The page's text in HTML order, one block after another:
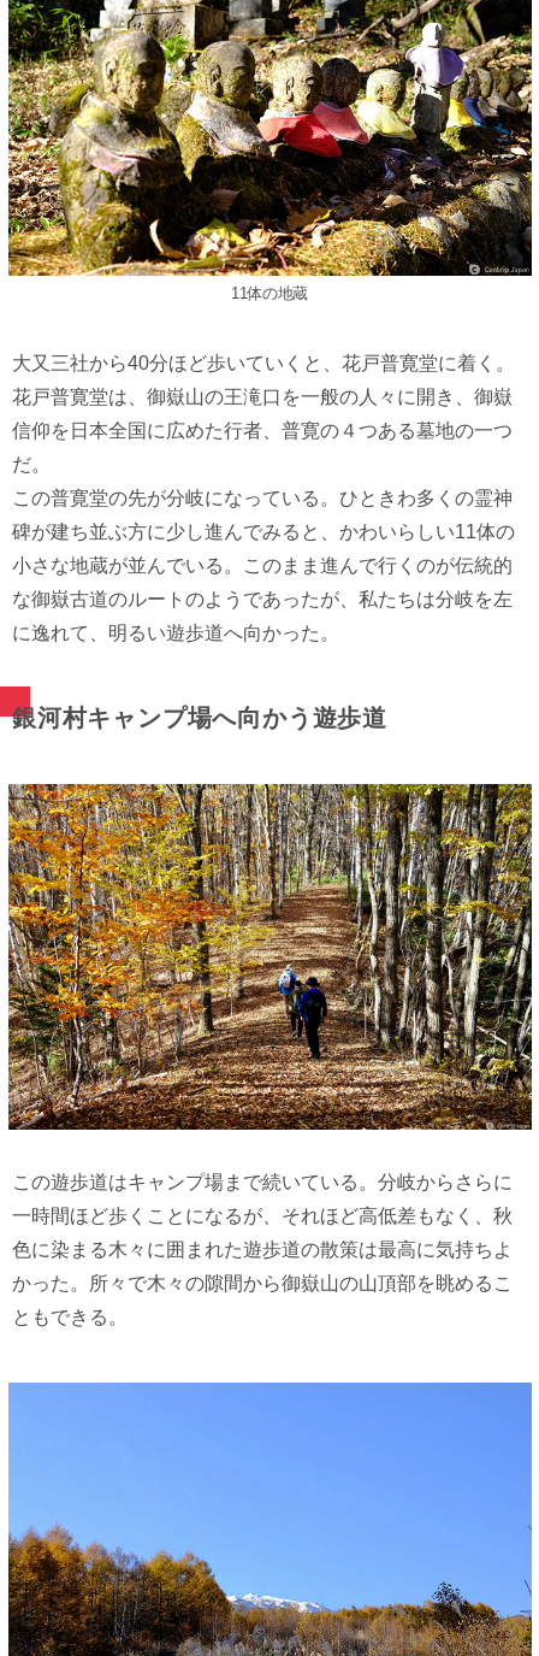
11体の地蔵
大又三社から40分ほど歩いていくと、花戸普寛堂に着く。
花戸普寛堂は、御嶽山の王滝口を一般の人々に開き、御嶽
信仰を日本全国に広めた行者、普寛の４つある墓地の一つ
だ。
この普寛堂の先が分岐になっている。ひときわ多くの霊神
碑が建ち並ぶ方に少し進んでみると、かわいらしい11体の
小さな地蔵が並んでいる。このまま進んで行くのが伝統的
な御嶽古道のルートのようであったが、私たちは分岐を左
に逸れて、明るい遊歩道へ向かった。
銀河村キャンプ場へ向かう遊歩道
この遊歩道はキャンプ場まで続いている。分岐からさらに
一時間ほど歩くことになるが、それほど高低差もなく、秋
色に染まる木々に囲まれた遊歩道の散策は最高に気持ちよ
かった。所々で木々の隙間から御嶽山の山頂部を眺めるこ
ともできる。